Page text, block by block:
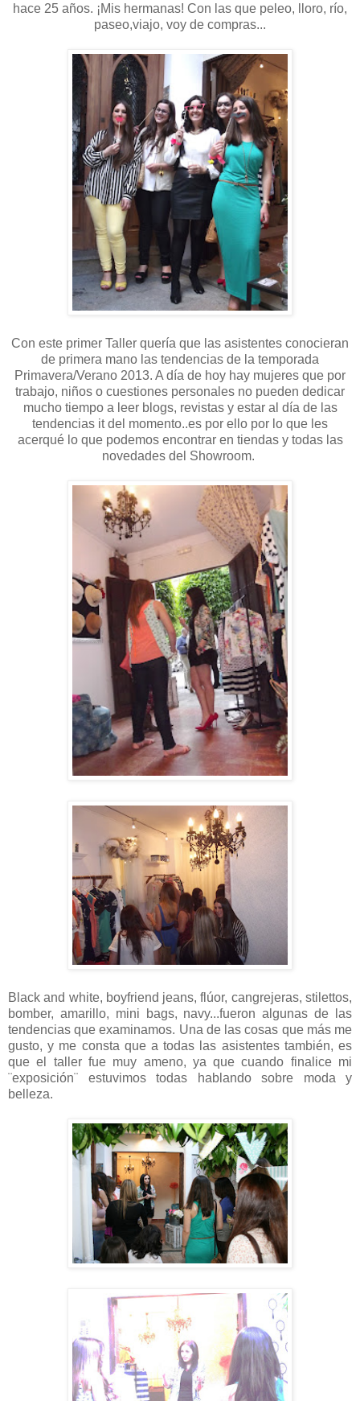
hace 25 años. ¡Mis hermanas! Con las que peleo, lloro, río,
paseo,viajo, voy de compras...
Con este primer Taller quería que las asistentes conocieran
de primera mano las tendencias de la temporada
Primavera/Verano 2013. A día de hoy hay mujeres que por
trabajo, niños o cuestiones personales no pueden dedicar
mucho tiempo a leer blogs, revistas y estar al día de las
tendencias it del momento..es por ello por lo que les
acerqué lo que podemos encontrar en tiendas y todas las
novedades del Showroom.
Black and white, boyfriend jeans, flúor, cangrejeras, stilettos,
bomber, amarillo, mini bags, navy...fueron algunas de las
tendencias que examinamos. Una de las cosas que más me
gusto, y me consta que a todas las asistentes también, es
que el taller fue muy ameno, ya que cuando finalice mi
¨exposición¨ estuvimos todas hablando sobre moda y
belleza.